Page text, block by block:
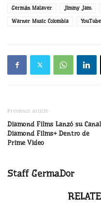
Germán Malaver Jimmy Jam
Warner Music Colombia YouTube
Previous article
Diamond Films Lanzó su Canal
Diamond Films+ Dentro de
Prime Video
Staff GermaDor